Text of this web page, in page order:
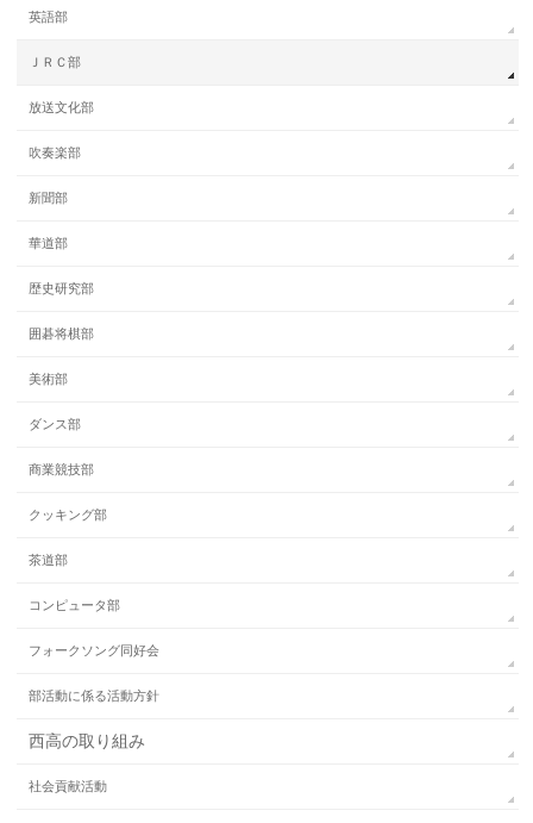
英語部
ＪＲＣ部
放送文化部
吹奏楽部
新聞部
華道部
歴史研究部
囲碁将棋部
美術部
ダンス部
商業競技部
クッキング部
茶道部
コンピュータ部
フォークソング同好会
部活動に係る活動方針
西高の取り組み
社会貢献活動